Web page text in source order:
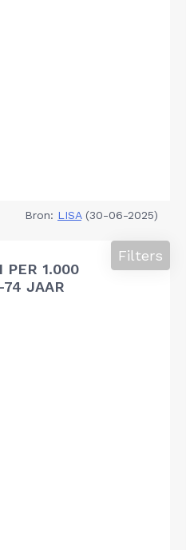
Bron: LISA(30-06-2025)
PER 1.000
74 JAAR
Filters